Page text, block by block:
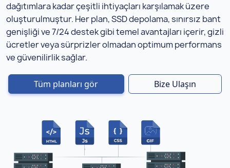
dağıtımlara kadar çeşitli ihtiyaçları karşılamak üzere
oluşturulmuştur. Her plan, SSD depolama, sınırsız bant
genişliği ve 7/24 destek gibi temel avantajları içerir, gizli
ücretler veya sürprizler olmadan optimum performans
ve güvenilirlik sağlar.
Tüm planları gör Bize Ulaşın